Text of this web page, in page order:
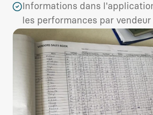
Informations dans
les performances par